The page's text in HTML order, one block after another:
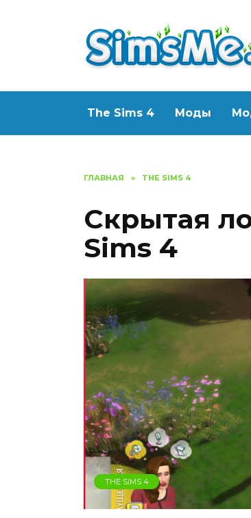
The Sims 4 Моды
ГЛАВНАЯ » THE SIMS 4
Скрытая
Sims 4
THE SIMS 4